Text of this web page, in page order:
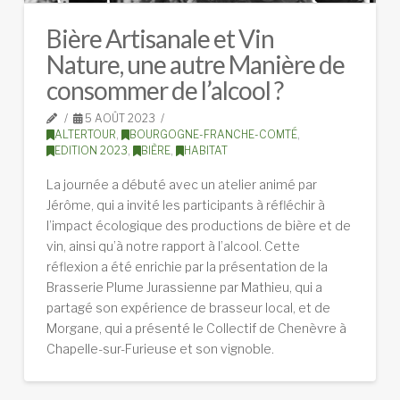
Bière Artisanale et Vin
Nature, une autre Manière de
consommer de l’alcool ?
5 AOÛT 2023
ALTERTOUR
BOURGOGNE-FRANCHE-COMTÉ,
EDITION 2023
BIÈRE, HABITAT
La journée a débuté avec un atelier animé par
Jérôme, qui a invité les participants à réfléchir à
l’impact écologique des productions de bière et de
vin, ainsi qu’à notre rapport à l’alcool. Cette
réflexion a été enrichie par la présentation de la
Brasserie Plume Jurassienne par Mathieu, qui a
partagé son expérience de brasseur local, et de
Morgane, qui a présenté le Collectif de Chenèvre à
Chapelle-sur-Furieuse et son vignoble.